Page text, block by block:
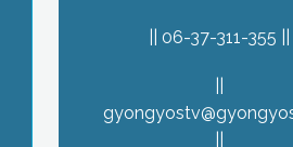
06-37-311-355